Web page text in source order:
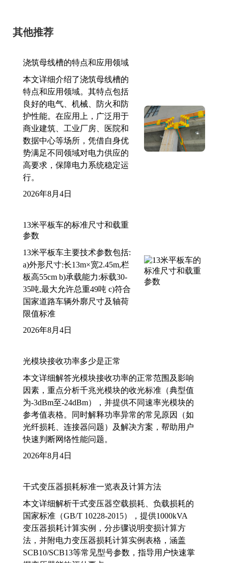
其他推荐
浇筑母线槽的特点和应用领域
本文详细介绍了浇筑母线槽的
特点和应用领域。其特点包括
良好的电气、机械、防火和防
护性能。在应用上，广泛用于
商业建筑、工业厂房、医院和
数据中心等场所，凭借自身优
势满足不同领域对电力供应的
高要求，保障电力系统稳定运
行。
2026年8月4日
13米平板车的标准尺寸和载重
参数
13米平板车主要技术参数包括:
a)外形尺寸:长13m×宽2.45m,栏
板高55cm b)承载能力:标载30-
35吨,最大允许总重49吨 c)符合
国家道路车辆外廓尺寸及轴荷
限值标准
2026年8月4日
光模块接收功率多少是正常
本文详细解答光模块接收功率的正常范围及影响
因素，重点分析千兆光模块的收光标准（典型值
为-3dBm至-24dBm），并提供不同速率光模块的
参考值表格。同时解释功率异常的常见原因（如
光纤损耗、连接器问题）及解决方案，帮助用户
快速判断网络性能问题。
2026年8月4日
干式变压器损耗标准一览表及计算方法
本文详细解析干式变压器空载损耗、负载损耗的
国家标准（GB/T 10228-2015），提供1000kVA
变压器损耗计算实例，分步骤说明变损计算方
法，并附电力变压器损耗计算实例表格，涵盖
SCB10/SCB13等常见型号参数，指导用户快速掌